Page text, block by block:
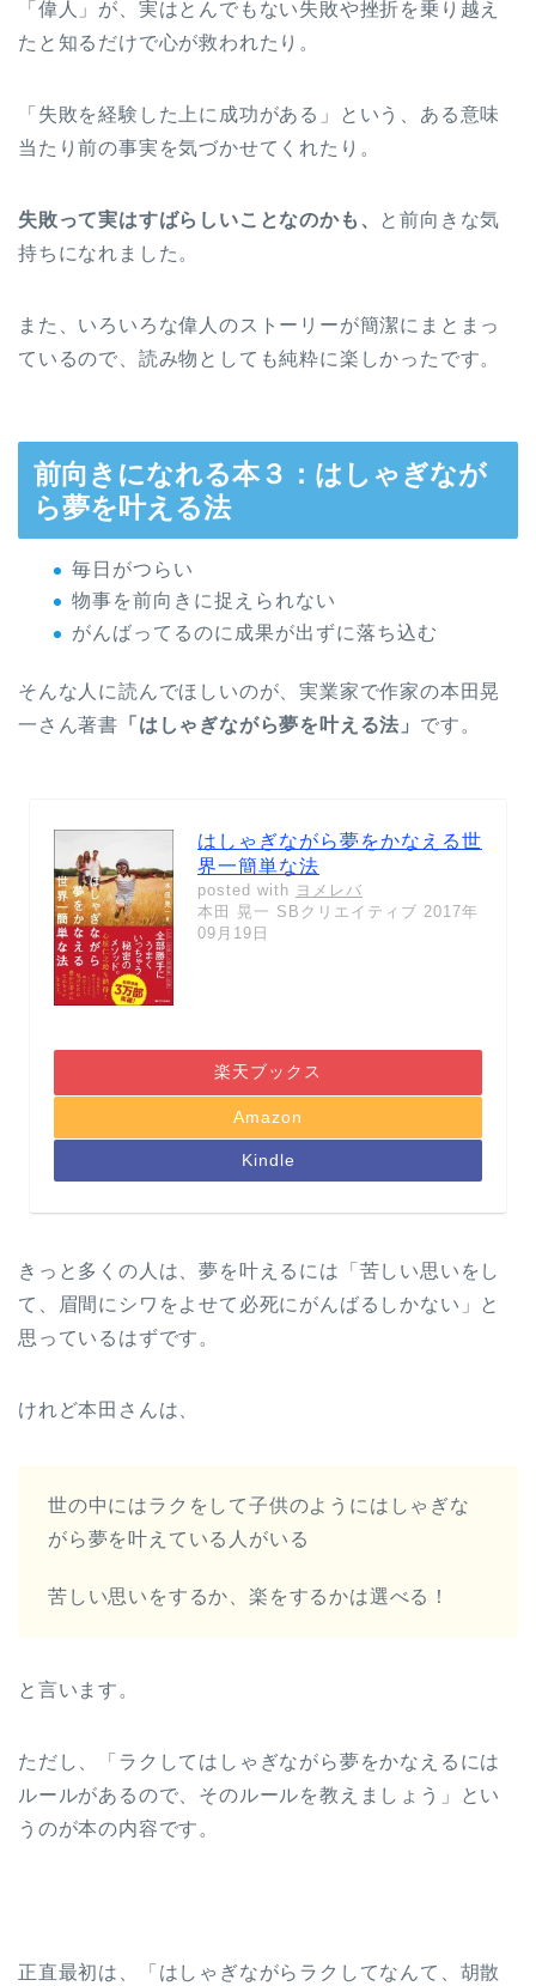
「偉人」が、実はとんでもない失敗や挫折を乗り越え
たと知るだけで心が救われたり。
「失敗を経験した上に成功がある」という、ある意味
当たり前の事実を気づかせてくれたり。
失敗って実はすばらしいことなのかも、
と前向きな気
持ちになれました。
また、いろいろな偉人のストーリーが簡潔にまとまっ
ているので、読み物としても純粋に楽しかったです。
前向きになれる本３：はしゃぎなが
ら夢を叶える法
毎日がつらい
物事を前向きに捉えられない
がんばってるのに成果が出ずに落ち込む
そんな人に読んでほしいのが、実業家で作家の本田晃
一さん著書 「はしゃぎながら夢を叶える法」 です。
はしゃぎながら夢をかなえる世
界一簡単な法
posted with ヨメレバ
本田 晃一 SBクリエイティブ 2017年
09月19日
楽天ブックス
Amazon
Kindle
きっと多くの人は、夢を叶えるには「苦しい思いをし
て、眉間にシワをよせて必死にがんばるしかない」と
思っているはずです。
けれど本田さんは、
世の中にはラクをして子供のようにはしゃぎな
がら夢を叶えている人がいる
苦しい思いをするか、楽をするかは選べる！
と言います。
ただし、「ラクしてはしゃぎながら夢をかなえるには
ルールがあるので、そのルールを教えましょう」とい
うのが本の内容です。
正直最初は、「はしゃぎながらラクしてなんて、胡散